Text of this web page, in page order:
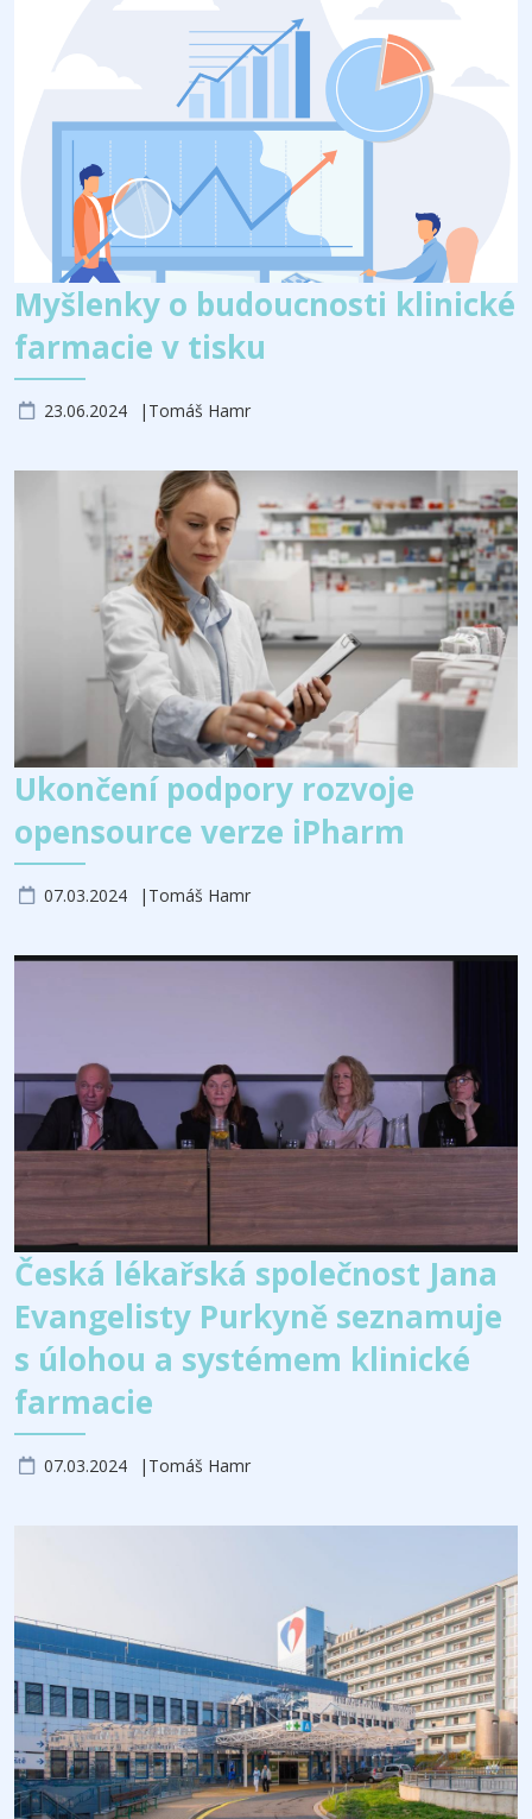
Myšlenky o budoucnosti klinické
farmacie v tisku
23.06.2024 Tomáš Hamr
Ukončení podpory rozvoje
opensource verze iPharm
07.03.2024 Tomáš Hamr
Česká lékařská společnost Jana
Evangelisty Purkyně seznamuje
s úlohou a systémem klinické
farmacie
07.03.2024 Tomáš Hamr